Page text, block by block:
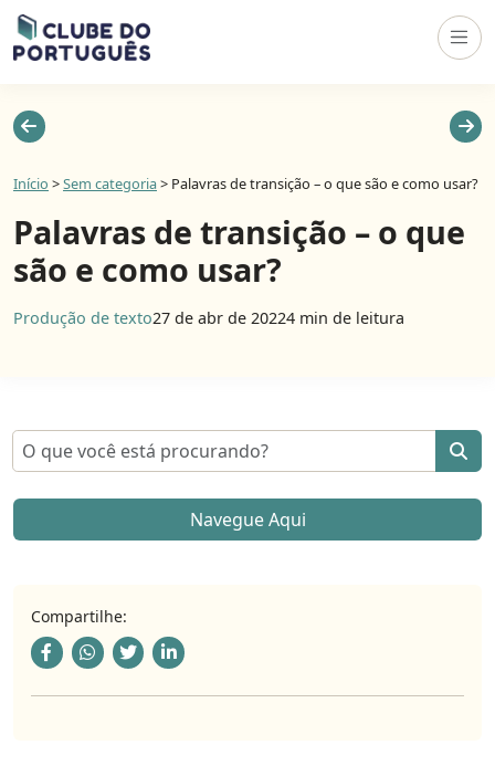
Início >Sem categoria> Palavras de transição – o que são e como usar?
Palavras de transição – o que
são e como usar?
Produção de texto27 de abr de 20224 min de leitura
Compartilhe:
Pesquisar por:
Navegue Aqui